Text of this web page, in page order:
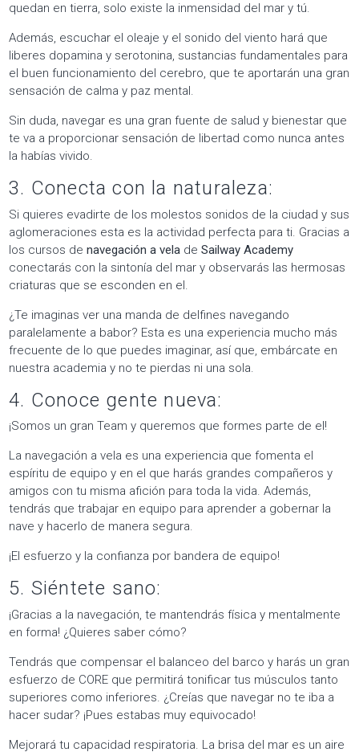
quedan en tierra, solo existe la inmensidad del mar y tú.
Además, escuchar el oleaje y el sonido del viento hará que
liberes dopamina y serotonina, sustancias fundamentales para
el buen funcionamiento del cerebro, que te aportarán una gran
sensación de calma y paz mental.
Sin duda, navegar es una gran fuente de salud y bienestar que
te va a proporcionar sensación de libertad como nunca antes
la habías vivido.
3. Conecta con la naturaleza:
Si quieres evadirte de los molestos sonidos de la ciudad y sus
aglomeraciones esta es la actividad perfecta para ti. Gracias a
los cursos denavegación a vela deSailway Academy
conectarás con la sintonía del mar y observarás las hermosas
criaturas que se esconden en el.
¿Te imaginas ver una manda de delfines navegando
paralelamente a babor? Esta es una experiencia mucho más
frecuente de lo que puedes imaginar, así que, embárcate en
nuestra academia y no te pierdas ni una sola.
4. Conoce gente nueva:
¡Somos un gran Team y queremos que formes parte de el!
La navegación a vela es una experiencia que fomenta el
espíritu de equipo y en el que harás grandes compañeros y
amigos con tu misma afición para toda la vida. Además,
tendrás que trabajar en equipo para aprender a gobernar la
nave y hacerlo de manera segura.
¡El esfuerzo y la confianza por bandera de equipo!
5. Siéntete sano:
¡Gracias a la navegación, te mantendrás física y mentalmente
en forma! ¿Quieres saber cómo?
Tendrás que compensar el balanceo del barco y harás un gran
esfuerzo de CORE que permitirá tonificar tus músculos tanto
superiores como inferiores. ¿Creías que navegar no te iba a
hacer sudar? ¡Pues estabas muy equivocado!
Mejorará tu capacidad respiratoria. La brisa del mar es un aire